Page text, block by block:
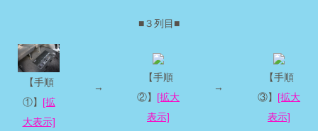
■３列目■
【手順
①】 [拡
大表示]
→
【手順
②】 [拡大
表示]
→
【手順
③】 [拡大
表示]